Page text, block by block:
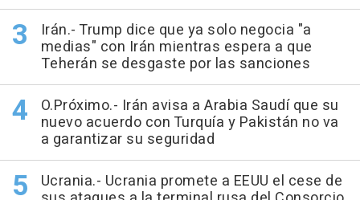
Irán.- Trump dice que ya solo negocia "a
medias" con Irán mientras espera a que
Teherán se desgaste por las sanciones
O.Próximo.- Irán avisa a Arabia Saudí que su
nuevo acuerdo con Turquía y Pakistán no va
a garantizar su seguridad
Ucrania.- Ucrania promete a EEUU el cese de